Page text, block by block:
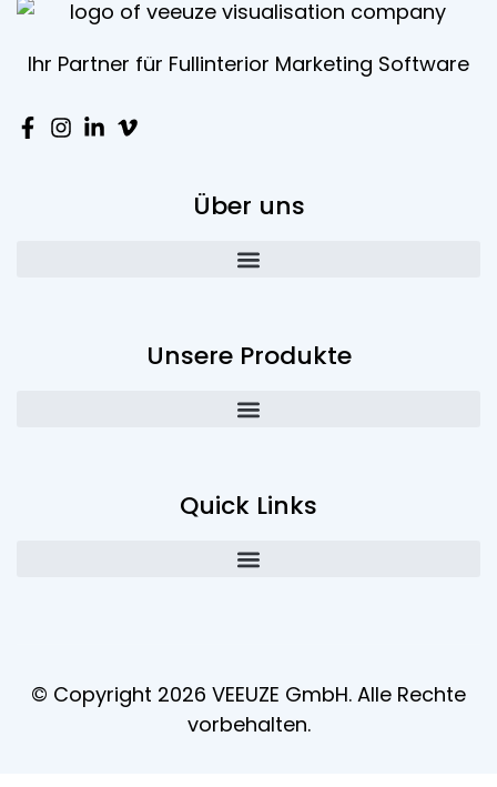
Ihr Partner für Fullinterior Marketing Software
Über uns
Unsere Produkte
Quick Links
© Copyright 2026 VEEUZE GmbH. Alle Rechte
vorbehalten.